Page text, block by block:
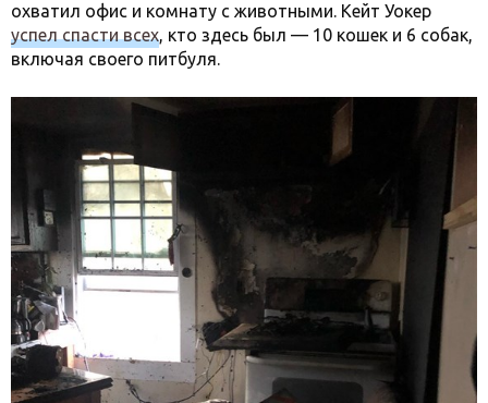
охватил офис и комнату с животными. Кейт Уокер
успел спасти всех, кто здесь был — 10 кошек и 6 собак,
включая своего питбуля.